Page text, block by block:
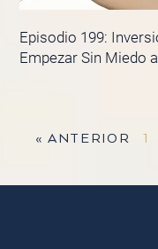
Episodio 199:
Empezar Sin Miedo
« ANTERIOR 1